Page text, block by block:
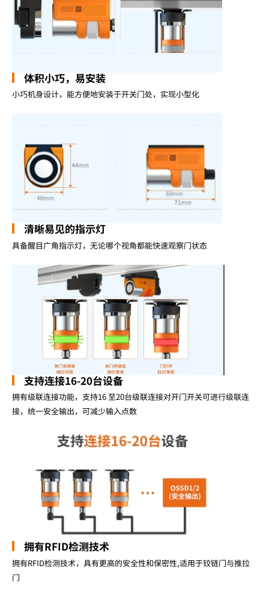
体积小巧，易安装
小巧机身设计，能方便地安装于开关门处，实现小型化
清晰易见的指示灯
具备醒目广角指示灯，无论哪个视角都能快速观察门状态
支持连接16-20台设备
拥有级联连接功能，支持16 至20台级联连接对开门开关可进行级联连
接，统一安全输出，可减少输入点数
拥有RFID检测技术
拥有RFID检测技术，具有更高的安全性和保密性,适用于铰链门与推拉
门